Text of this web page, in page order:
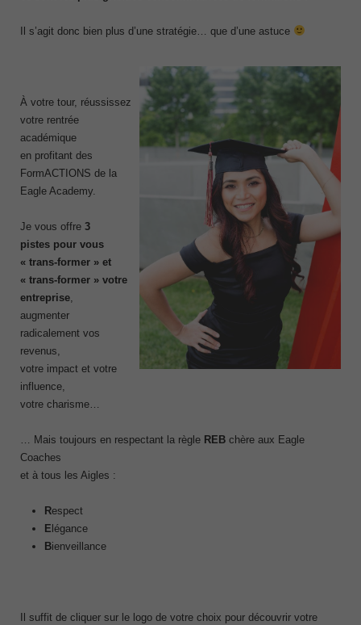
Il s’agit donc bien plus d’une stratégie… que d’une astuce
À votre tour, réussissez
votre rentrée
académique
en profitant des
FormACTIONS de la
Eagle Academy.
Je vous offre 3
pistes pour vous
« trans-former » et
« trans-former » votre
entreprise
augmenter
radicalement vos
revenus,
votre impact et votre
influence,
votre charisme…
… Mais toujours en respectant la règle REB chère aux Eagle
Coaches
et à tous les Aigles :
Respect
Elégance
Bienveillance
Il suffit de cliquer sur le logo de votre choix pour découvrir votre